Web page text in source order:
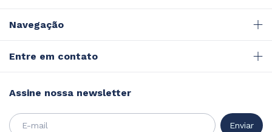
Navegação
Entre em contato
Assine nossa newsletter